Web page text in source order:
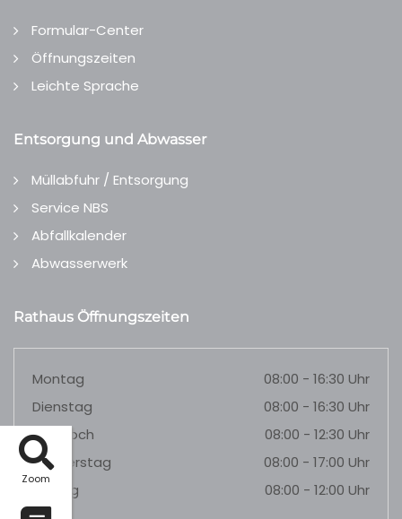
Zoom
Formular-Center
Öffnungszeiten
Leichte Sprache
Entsorgung und Abwasser
Müllabfuhr / Entsorgung
Service NBS
Abfallkalender
Abwasserwerk
Rathaus Öffnungszeiten
Montag
08:00 - 16:30 Uhr
Dienstag
08:00 - 16:30 Uhr
Mittwoch
08:00 - 12:30 Uhr
Donnerstag
08:00 - 17:00 Uhr
Freitag
08:00 - 12:00 Uhr